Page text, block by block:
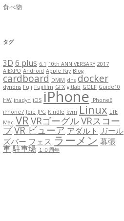
食べ物
タグ
3D 6 plus 6.1 10th ANNIVERSARY 2017
AIEXPO Android Apple Pay Blog
cardboard DMM dns docker
dyndns Fuji Fujifilm GFX gitlab GOLF Guide10
HW inadyn iOS iPhone iPhone6
iPhone7 Joie JPG Kindle kvm Linux LTE
Mac VRVRゴーグルVRスコー
プVR ビューア アダルト ガール
ズバー フェス ラーメン 幕張
車駐車場 １０周年